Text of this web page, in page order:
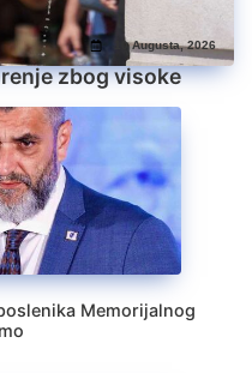
10 Augusta, 2026
zbog visoke
Memorijalnog